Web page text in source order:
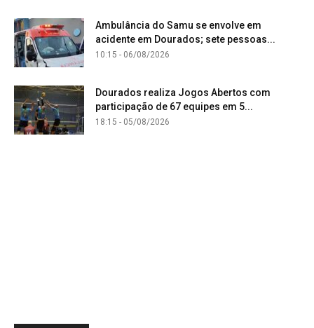
Ambulância do Samu se envolve em
acidente em Dourados; sete pessoas...
10:15 - 06/08/2026
Dourados realiza Jogos Abertos com
participação de 67 equipes em 5...
18:15 - 05/08/2026